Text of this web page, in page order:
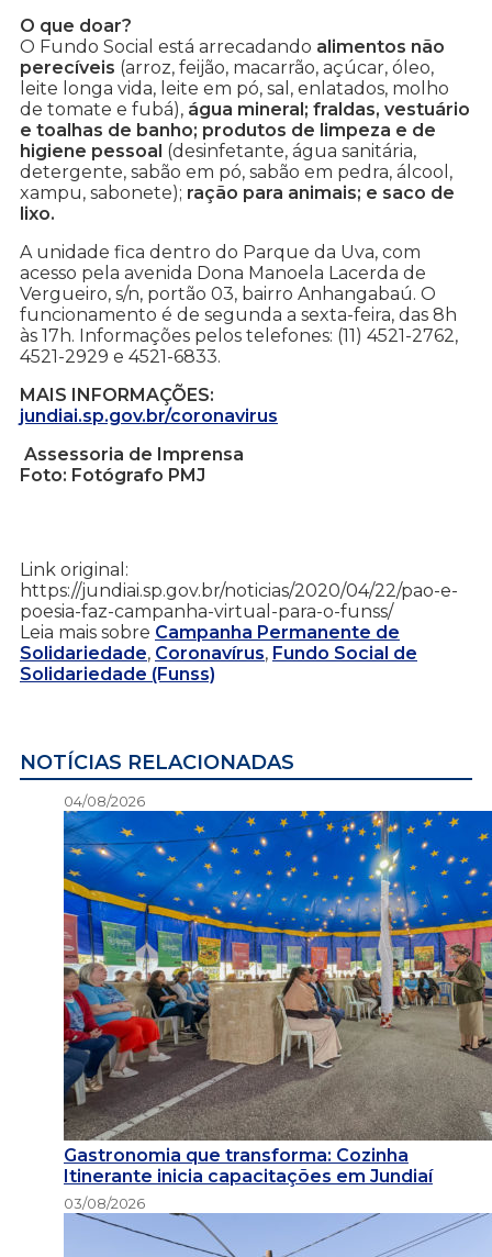
O que doar?
O Fundo Social está arrecadando alimentos não
perecíveis (arroz, feijão, macarrão, açúcar, óleo,
leite longa vida, leite em pó, sal, enlatados, molho
de tomate e fubá), água mineral; fraldas, vestuário
e toalhas de banho; produtos de limpeza e de
higiene pessoal (desinfetante, água sanitária,
detergente, sabão em pó, sabão em pedra, álcool,
xampu, sabonete); ração para animais; e saco de
lixo.
A unidade fica dentro do Parque da Uva, com
acesso pela avenida Dona Manoela Lacerda de
Vergueiro, s/n, portão 03, bairro Anhangabaú. O
funcionamento é de segunda a sexta-feira, das 8h
às 17h. Informações pelos telefones: (11) 4521-2762,
4521-2929 e 4521-6833.
MAIS INFORMAÇÕES:
jundiai.sp.gov.br/coronavirus
Assessoria de Imprensa
Foto: Fotógrafo PMJ
Link original:
https://jundiai.sp.gov.br/noticias/2020/04/22/pao-e-
poesia-faz-campanha-virtual-para-o-funss/
Leia mais sobre Campanha Permanente de
Solidariedade, Coronavírus, Fundo Social de
Solidariedade (Funss)
NOTÍCIAS RELACIONADAS
04/08/2026
Gastronomia que transforma: Cozinha
Itinerante inicia capacitações em Jundiaí
03/08/2026